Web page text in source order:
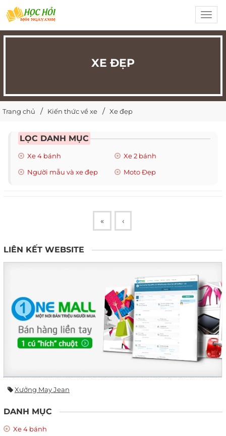
XE ĐẸP
Trang chủ Kiến thức về xe Xe đẹp
LỌC DANH MỤC
Xe 4 bánh
Xe 2 bánh
Người mẫu và xe đẹp
Moto Đẹp
« ‹
LIÊN KẾT WEBSITE
Xưởng May Jean
DANH MỤC
Xe 4 bánh